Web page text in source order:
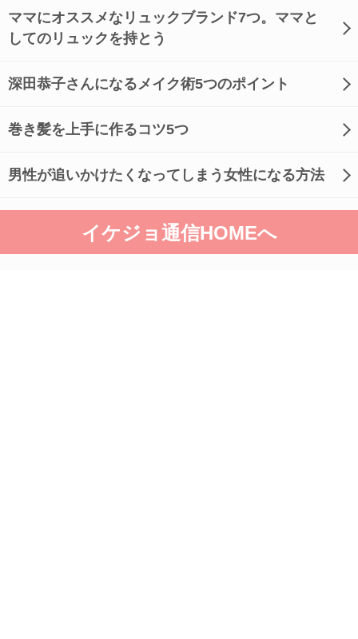
ママにオススメなリュックブランド7つ。ママと
してのリュックを持とう
深田恭子さんになるメイク術5つのポイント
巻き髪を上手に作るコツ5つ
男性が追いかけたくなってしまう女性になる方法
イケジョ通信HOMEへ